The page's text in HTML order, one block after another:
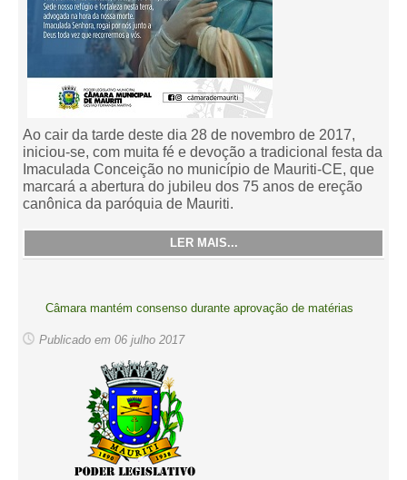
Ao cair da tarde deste dia 28 de novembro de 2017,
iniciou-se, com muita fé e devoção a tradicional festa da
Imaculada Conceição no município de Mauriti-CE, que
marcará a abertura do jubileu dos 75 anos de ereção
canônica da paróquia de Mauriti.
LER MAIS...
Câmara mantém consenso durante aprovação de matérias
Publicado em 06 julho 2017